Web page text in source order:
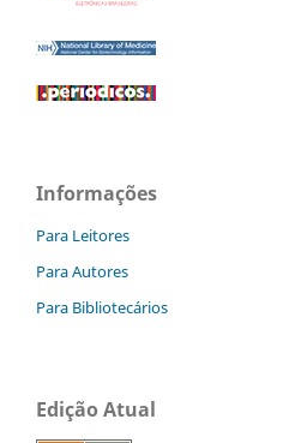
Informações
Para Leitores
Para Autores
Para Bibliotecários
Edição Atual